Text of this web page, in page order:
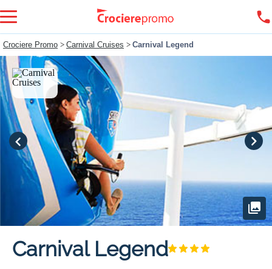
Crociere Promo > Carnival Cruises > Carnival Legend
Carnival Legend